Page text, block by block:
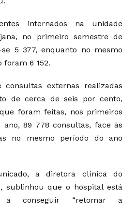
internados na unidade
no primeiro semestre de
5 377, enquanto no mesmo
foram 6 152.
externas realizadas
de cerca de seis por cento,
foram feitas, nos primeiros
ano, 89 778 consultas, face às
no mesmo período do ano
a diretora clínica do
sublinhou que o hospital está
a conseguir “retomar a